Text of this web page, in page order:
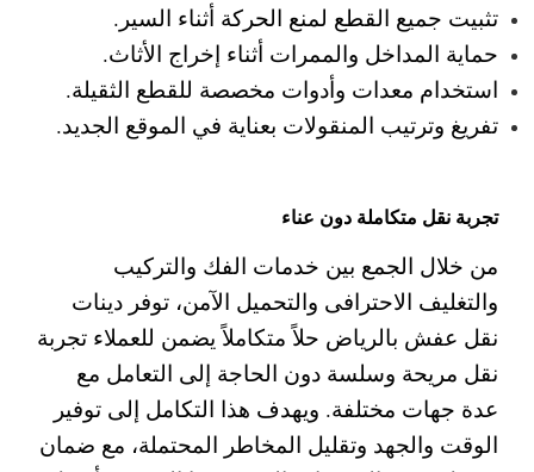
تثبيت جميع القطع لمنع الحركة أثناء السير.
حماية المداخل والممرات أثناء إخراج الأثاث.
استخدام معدات وأدوات مخصصة للقطع الثقيلة.
تفريغ وترتيب المنقولات بعناية في الموقع الجديد.
تجربة نقل متكاملة دون عناء
من خلال الجمع بين خدمات الفك والتركيب
والتغليف الاحترافى والتحميل الآمن، توفر دينات
نقل عفش بالرياض حلاً متكاملاً يضمن للعملاء تجربة
نقل مريحة وسلسة دون الحاجة إلى التعامل مع
عدة جهات مختلفة. ويهدف هذا التكامل إلى توفير
الوقت والجهد وتقليل المخاطر المحتملة، مع ضمان